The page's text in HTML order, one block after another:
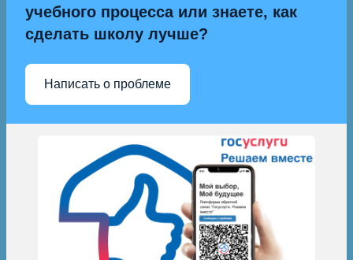
учебного процесса или знаете, как
сделать школу лучше?
Написать о проблеме